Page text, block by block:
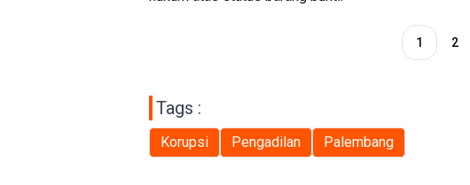
1 2
Tags :
Korupsi Pengadilan Palembang